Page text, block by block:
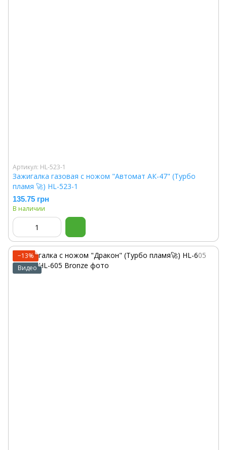
Артикул: HL-523-1
Зажигалка газовая с ножом "Автомат АК-47" (Турбо
пламя 🚀) HL-523-1
135.75 грн
В наличии
−13%
Видео